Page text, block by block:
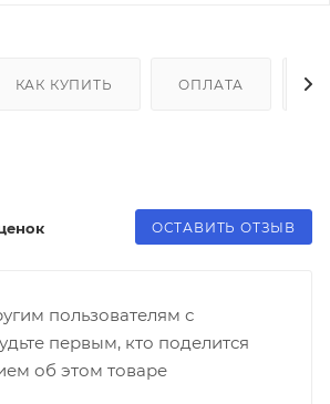
КАК КУПИТЬ ОПЛАТА
ОСТАВИТЬ ОТЗЫВ
пользователям с
первым, кто поделится
об этом товаре